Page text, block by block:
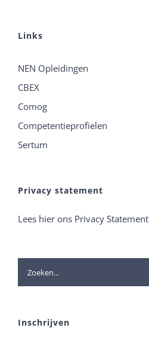
Links
NEN Opleidingen
CBEX
Comog
Competentieprofielen
Sertum
Privacy statement
Lees hier ons Privacy Statement
Zoeken
naar:
Inschrijven